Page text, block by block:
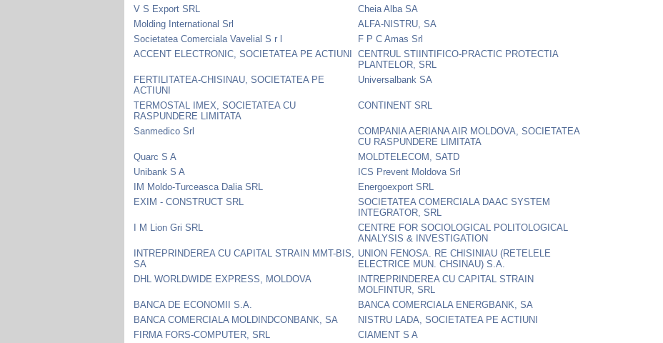
V S Export SRL
Cheia Alba SA
Molding International Srl
ALFA-NISTRU, SA
Societatea Comerciala Vavelial S r l
F P C Amas Srl
ACCENT ELECTRONIC, SOCIETATEA PE ACTIUNI
CENTRUL STIINTIFICO-PRACTIC PROTECTIA
PLANTELOR, SRL
FERTILITATEA-CHISINAU, SOCIETATEA PE
ACTIUNI
Universalbank SA
TERMOSTAL IMEX, SOCIETATEA CU
RASPUNDERE LIMITATA
CONTINENT SRL
Sanmedico Srl
COMPANIA AERIANA AIR MOLDOVA, SOCIETATEA
CU RASPUNDERE LIMITATA
Quarc S A
MOLDTELECOM, SATD
Unibank S A
ICS Prevent Moldova Srl
IM Moldo-Turceasca Dalia SRL
Energoexport SRL
EXIM - CONSTRUCT SRL
SOCIETATEA COMERCIALA DAAC SYSTEM
INTEGRATOR, SRL
I M Lion Gri SRL
CENTRE FOR SOCIOLOGICAL POLITOLOGICAL
ANALYSIS & INVESTIGATION
INTREPRINDEREA CU CAPITAL STRAIN MMT-BIS,
SA
UNION FENOSA. RE CHISINIAU (RETELELE
ELECTRICE MUN. CHSINAU) S.A.
DHL WORLDWIDE EXPRESS, MOLDOVA
INTREPRINDEREA CU CAPITAL STRAIN
MOLFINTUR, SRL
BANCA DE ECONOMII S.A.
BANCA COMERCIALA ENERGBANK, SA
BANCA COMERCIALA MOLDINDCONBANK, SA
NISTRU LADA, SOCIETATEA PE ACTIUNI
FIRMA FORS-COMPUTER, SRL
CIAMENT S A